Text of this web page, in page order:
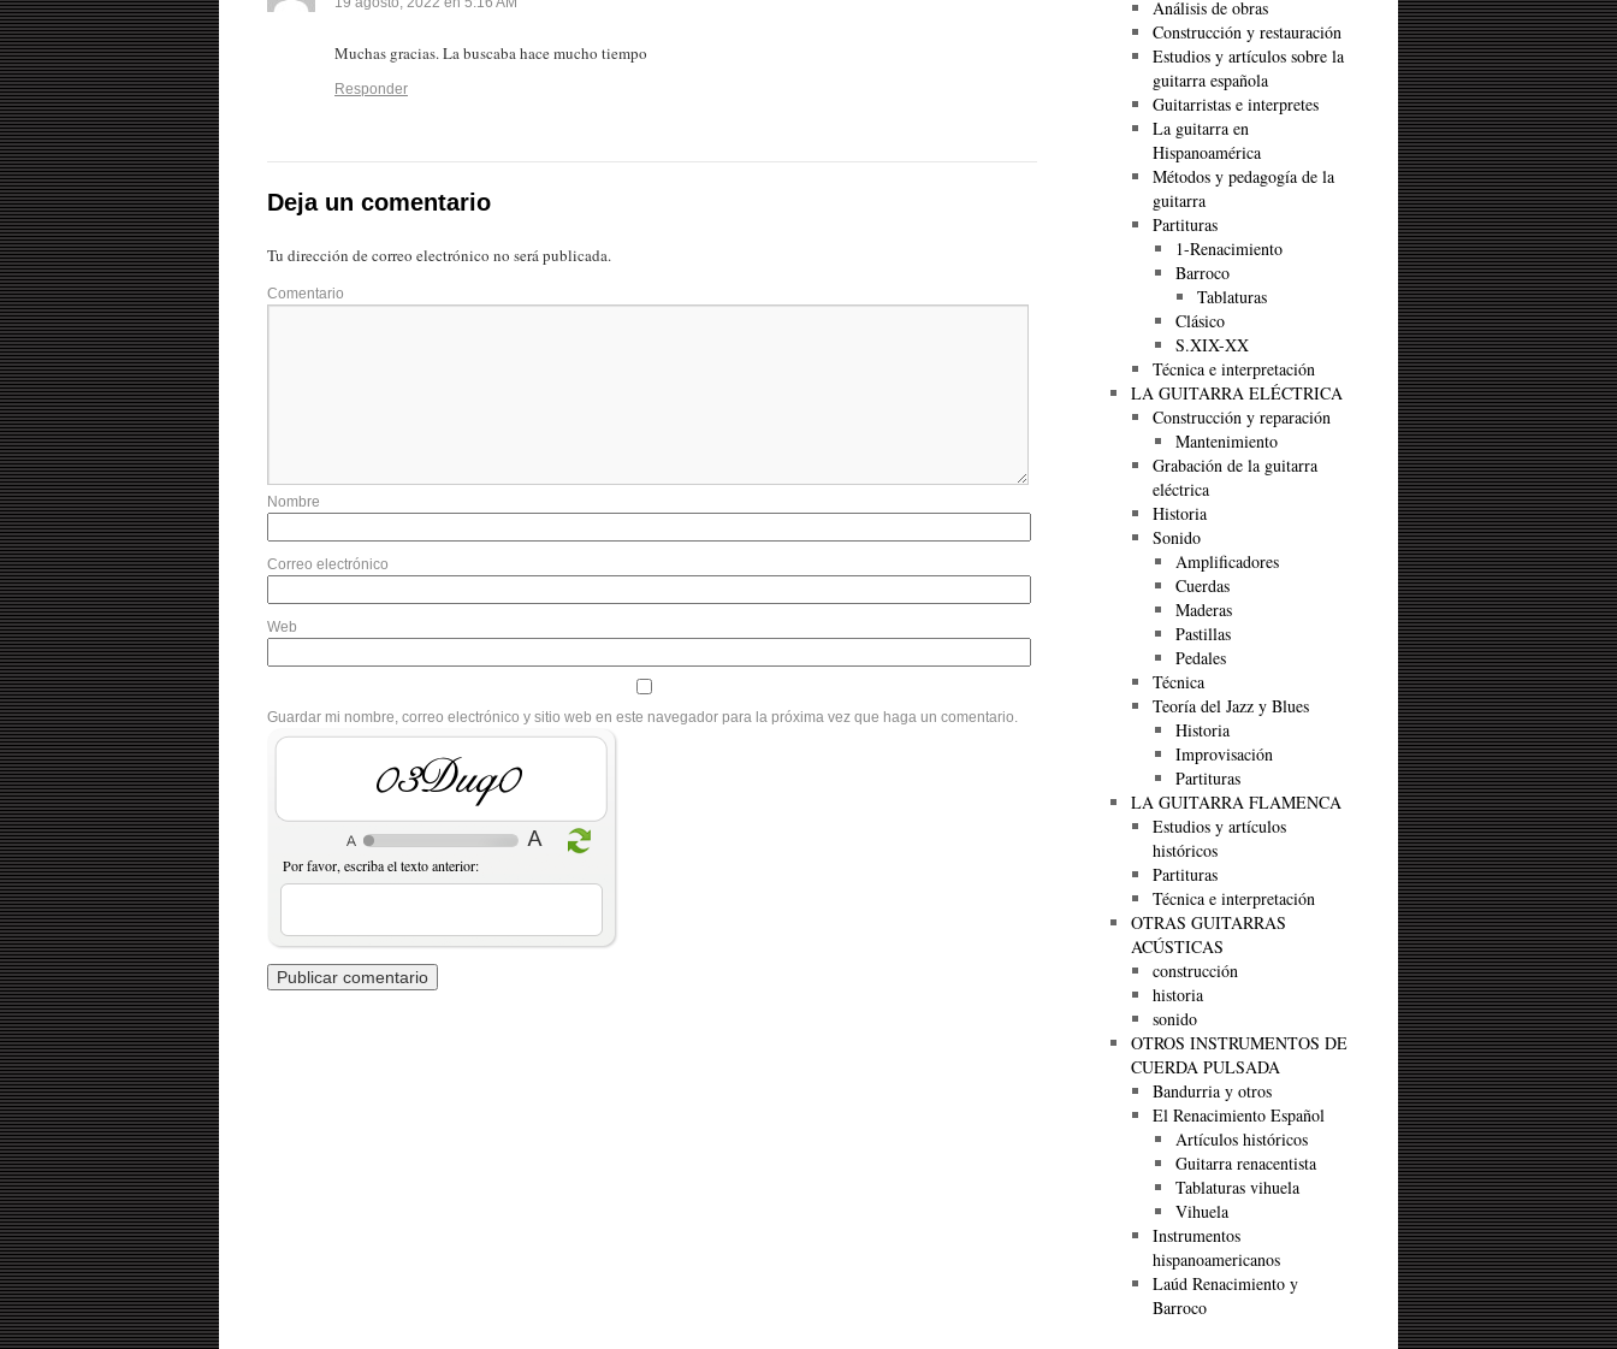
Muchas gracias. La buscaba hace mucho tiempo
Responder
Deja un comentario
Tu dirección de correo electrónico no será publicada.
Comentario
Nombre
Correo electrónico
Web
Guardar mi nombre, correo electrónico y sitio web en este navegador para la próxima vez que haga un comentario.
LhkDwL
Por favor, escriba el texto anterior:
Análisis de obras
Construcción y restauración
Estudios y artículos sobre la
guitarra española
Guitarristas e interpretes
La guitarra en
Hispanoamérica
Métodos y pedagogía de la
guitarra
Partituras
1-Renacimiento
Barroco
Tablaturas
Clásico
S.XIX-XX
Técnica e interpretación
LA GUITARRA ELÉCTRICA
Construcción y reparación
Mantenimiento
Grabación de la guitarra
eléctrica
Historia
Sonido
Amplificadores
Cuerdas
Maderas
Pastillas
Pedales
Técnica
Teoría del Jazz y Blues
Historia
Improvisación
Partituras
LA GUITARRA FLAMENCA
Estudios y artículos
históricos
Partituras
Técnica e interpretación
OTRAS GUITARRAS
ACÚSTICAS
construcción
historia
sonido
OTROS INSTRUMENTOS DE
CUERDA PULSADA
Bandurria y otros
El Renacimiento Español
Artículos históricos
Guitarra renacentista
Tablaturas vihuela
Vihuela
Instrumentos
hispanoamericanos
Laúd Renacimiento y
Barroco